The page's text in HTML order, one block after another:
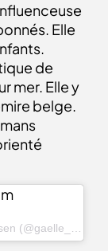
Elle
de
mer. Elle y
belge.